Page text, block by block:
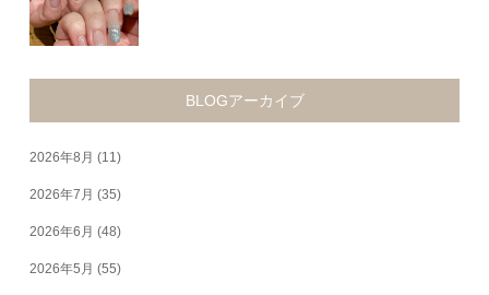
BLOGアーカイブ
2026年8月 (11)
2026年7月 (35)
2026年6月 (48)
2026年5月 (55)